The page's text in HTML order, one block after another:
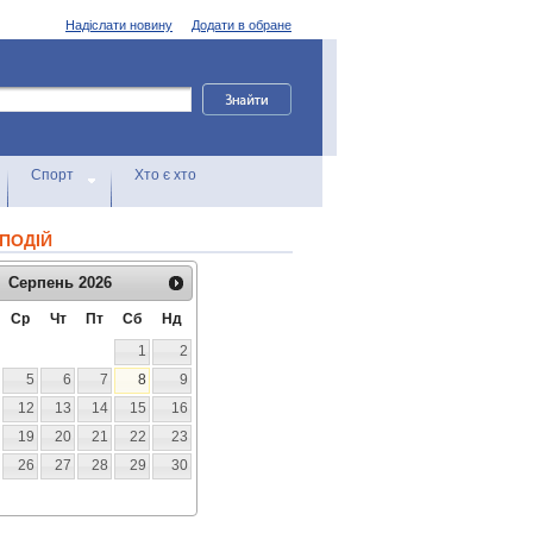
Додати в обране
Надіслати новину
Спорт Хто є хто
Серпень 2026
Ср Чт Пт Сб
Нд
1
2
5 6 7 8
9
12 13 14 15
16
19 20 21 22
23
26 27 28 29
30